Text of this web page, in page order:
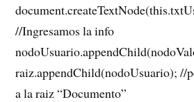
//Ingresamos la info
raiz.appendChild(nodoUsuario); //
a la raiz “Documento”